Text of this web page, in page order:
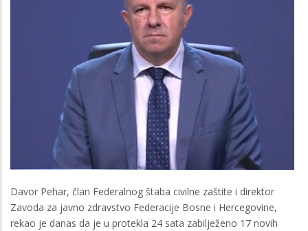
Davor Pehar, član Federalnog štaba civilne zaštite i direktor
Zavoda za javno zdravstvo Federacije Bosne i Hercegovine,
rekao je danas da je u protekla 24 sata zabilježeno 17 novih